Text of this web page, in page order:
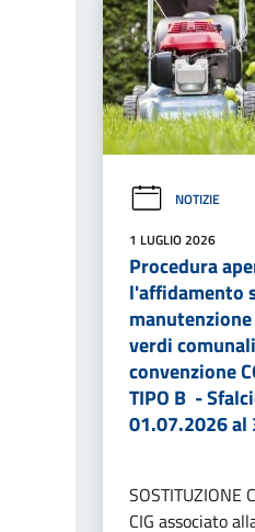
NOTIZIE
1 LUGLIO 2026
Procedura
l'affidamento
verdi
convenzione
TIPO B -
01.07.2026 al
SOSTITUZIONE
CIG associato